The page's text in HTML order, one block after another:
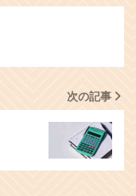
次の記事